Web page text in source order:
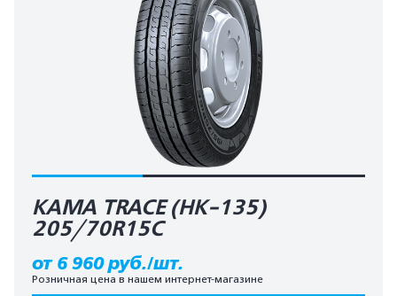
КАМА TRACE (HK-135)
205/70R15C
от 6 960 руб./шт.
Розничная цена в нашем интернет-магазине